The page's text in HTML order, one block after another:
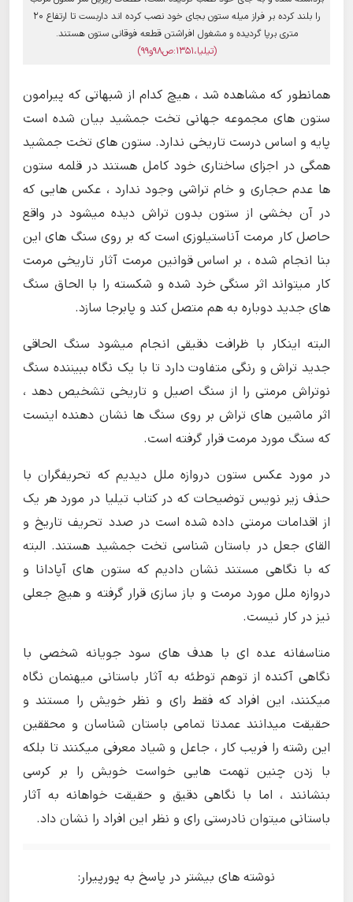
را بلند کرده بر فراز میله ستون بجای خود نصب کرده اند داربست تا ارتفاع 20
متری برپا گردیده و مشغول افراشتن قطعه فوقانی ستون هستند.
(تیلیا،1351:ص98و99)
همانطور که مشاهده شد ، هیچ کدام از شبهاتی که پیرامون
ستون های مجموعه جهانی تخت جمشید بیان شده است
پایه و اساس درست تاریخی ندارد. ستون های تخت جمشید
همگی در اجزای ساختاری خود کامل هستند در قلمه ستون
ها عدم حجاری و خام تراشی وجود ندارد ، عکس هایی که
در آن بخشی از ستون بدون تراش دیده میشود در واقع
حاصل کار مرمت آناستیلوزی است که بر روی سنگ های این
بنا انجام شده ، بر اساس قوانین مرمت آثار تاریخی مرمت
کار میتواند اثر سنگی خرد شده و شکسته را با الحاق سنگ
های جدید دوباره به هم متصل کند و پابرجا سازد.
البته اینکار با ظرافت دقیقی انجام میشود سنگ الحاقی
جدید تراش و رنگی متفاوت دارد تا با یک نگاه ببیننده سنگ
نوتراش مرمتی را از سنگ اصیل و تاریخی تشخیص دهد ،
اثر ماشین های تراش بر روی سنگ ها نشان دهنده اینست
که سنگ مورد مرمت قرار گرفته است.
در مورد عکس ستون دروازه ملل دیدیم که تحریفگران با
حذف زیر نویس توضیحات که در کتاب تیلیا در مورد هر یک
از اقدامات مرمتی داده شده است در صدد تحریف تاریخ و
القای جعل در باستان شناسی تخت جمشید هستند. البته
که با نگاهی مستند نشان دادیم که ستون های آپادانا و
دروازه ملل مورد مرمت و باز سازی قرار گرفته و هیچ جعلی
نیز در کار نیست.
متاسفانه عده ای با هدف های سود جویانه شخصی با
نگاهی آکنده از توهم توطئه به آثار باستانی میهنمان نگاه
میکنند، این افراد که فقط رای و نظر خویش را مستند و
حقیقت میدانند عمدتا تمامی باستان شناسان و محققین
این رشته را فریب کار ، جاعل و شیاد معرفی میکنند تا بلکه
با زدن چنین تهمت هایی خواست خویش را بر کرسی
بنشانند ، اما با نگاهی دقیق و حقیقت خواهانه به آثار
باستانی میتوان نادرستی رای و نظر این افراد را نشان داد.
نوشته های بیشتر در پاسخ به پورپیرار: